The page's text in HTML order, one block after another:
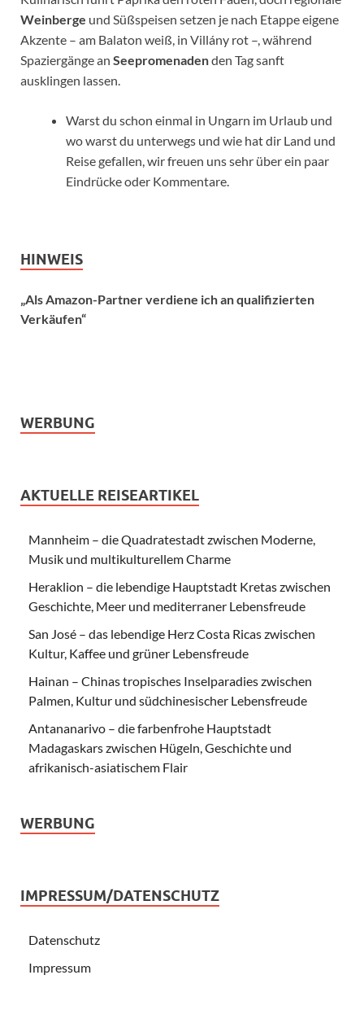
Weinberge und Süßspeisen setzen je nach Etappe eigene
Akzente – am Balaton weiß, in Villány rot –, während
Spaziergänge an Seepromenadenden Tag sanft
ausklingen lassen.
Warst du schon einmal in Ungarn im Urlaub und
wo warst du unterwegs und wie hat dir Land und
Reise gefallen, wir freuen uns sehr über ein paar
Eindrücke oder Kommentare.
HINWEIS
„Als Amazon-Partner verdiene ich an qualifizierten
Verkäufen“
WERBUNG
AKTUELLE REISEARTIKEL
Mannheim – die Quadratestadt zwischen Moderne,
Musik und multikulturellem Charme
Heraklion – die lebendige Hauptstadt Kretas zwischen
Geschichte, Meer und mediterraner Lebensfreude
San José – das lebendige Herz Costa Ricas zwischen
Kultur, Kaffee und grüner Lebensfreude
Hainan – Chinas tropisches Inselparadies zwischen
Palmen, Kultur und südchinesischer Lebensfreude
Antananarivo – die farbenfrohe Hauptstadt
Madagaskars zwischen Hügeln, Geschichte und
afrikanisch-asiatischem Flair
WERBUNG
IMPRESSUM/DATENSCHUTZ
Datenschutz
Impressum